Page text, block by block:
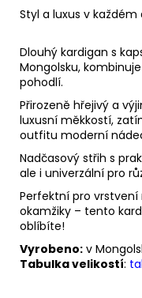
Styl a luxus v každém
Dlouhý kardigan s
Mongolsku,
pohodlí.
Přirozeně hřejivý a
luxusní měkkostí,
outfitu moderní
Nadčasový střih s
ale i univerzální pro
Perfektní pro
okamžiky – tento
oblíbíte!
Vyrobeno: v
Tabulka velikostí: